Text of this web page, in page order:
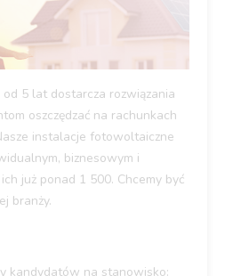
od 5 lat dostarcza rozwiązania
oszczędzać na rachunkach
instalacje fotowoltaiczne
biznesowym i
już ponad 1 500. Chcemy być
branży.
kandydatów na stanowisko: